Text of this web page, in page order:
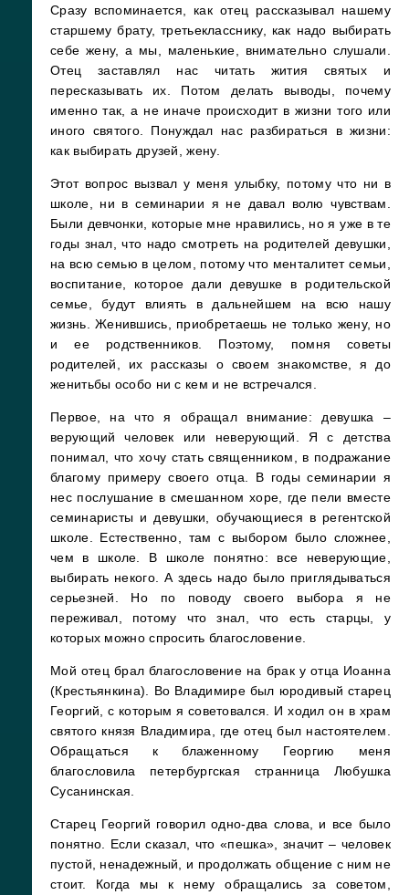
Сразу вспоминается, как отец рассказывал нашему
старшему брату, третьекласснику, как надо выбирать
себе жену, а мы, маленькие, внимательно слушали.
Отец заставлял нас читать жития святых и
пересказывать их. Потом делать выводы, почему
именно так, а не иначе происходит в жизни того или
иного святого. Понуждал нас разбираться в жизни:
как выбирать друзей, жену.
Этот вопрос вызвал у меня улыбку, потому что ни в
школе, ни в семинарии я не давал волю чувствам.
Были девчонки, которые мне нравились, но я уже в те
годы знал, что надо смотреть на родителей девушки,
на всю семью в целом, потому что менталитет семьи,
воспитание, которое дали девушке в родительской
семье, будут влиять в дальнейшем на всю нашу
жизнь. Женившись, приобретаешь не только жену, но
и ее родственников. Поэтому, помня советы
родителей, их рассказы о своем знакомстве, я до
женитьбы особо ни с кем и не встречался.
Первое, на что я обращал внимание: девушка –
верующий человек или неверующий. Я с детства
понимал, что хочу стать священником, в подражание
благому примеру своего отца. В годы семинарии я
нес послушание в смешанном хоре, где пели вместе
семинаристы и девушки, обучающиеся в регентской
школе. Естественно, там с выбором было сложнее,
чем в школе. В школе понятно: все неверующие,
выбирать некого. А здесь надо было приглядываться
серьезней. Но по поводу своего выбора я не
переживал, потому что знал, что есть старцы, у
которых можно спросить благословение.
Мой отец брал благословение на брак у отца Иоанна
(Крестьянкина). Во Владимире был юродивый старец
Георгий, с которым я советовался. И ходил он в храм
святого князя Владимира, где отец был настоятелем.
Обращаться к блаженному Георгию меня
благословила петербургская странница Любушка
Сусанинская.
Старец Георгий говорил одно-два слова, и все было
понятно. Если сказал, что «пешка», значит – человек
пустой, ненадежный, и продолжать общение с ним не
стоит. Когда мы к нему обращались за советом,